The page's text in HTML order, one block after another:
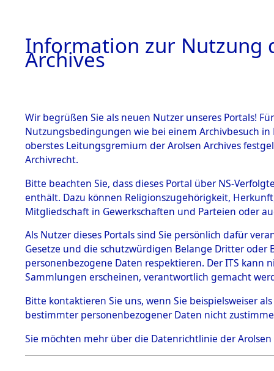
BESTÄNDE
1.
mente
5. Verschiedenes
5.3
Todesmärsche
5.3.1 Alliierte
Erhebungen
zu
Todesmärsch
en
5.3.2
Information zur Nutzung
Archives
Wir begrüßen Sie als neuen Nutzer unseres Portals!
Nutzungsbedingungen wie bei einem Archivbesuch
oberstes Leitungsgremium der Arolsen Archives
Archivrecht.
Bitte beachten Sie, dass dieses Portal über NS-
enthält. Dazu können Religionszugehörigkeit,
Mitgliedschaft in Gewerkschaften und Parteien oder
Als Nutzer dieses Portals sind Sie persönlich dafür
Gesetze und die schutzwürdigen Belange Dritter
personenbezogene Daten respektieren. Der ITS
Sammlungen erscheinen, verantwortlich gemacht
Bitte kontaktieren Sie uns, wenn Sie beispielsweiser
bestimmter personenbezogener Daten nicht
Sie möchten mehr über die Datenrichtlinie der Arolsen